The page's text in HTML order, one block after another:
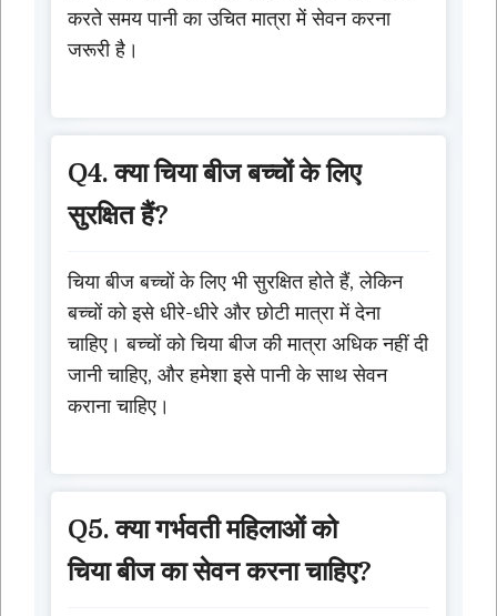
करते समय पानी का उचित मात्रा में सेवन करना
जरूरी है।
Q4. क्या चिया बीज बच्चों के लिए
सुरक्षित हैं?
चिया बीज बच्चों के लिए भी सुरक्षित होते हैं, लेकिन
बच्चों को इसे धीरे-धीरे और छोटी मात्रा में देना
चाहिए। बच्चों को चिया बीज की मात्रा अधिक नहीं दी
जानी चाहिए, और हमेशा इसे पानी के साथ सेवन
कराना चाहिए।
Q5. क्या गर्भवती महिलाओं को
चिया बीज का सेवन करना चाहिए?